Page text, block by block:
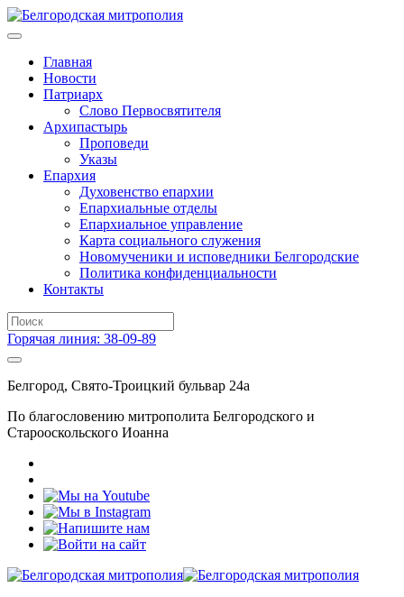
Главная
Новости
Патриарх
Слово Первосвятителя
Архипастырь
Проповеди
Указы
Епархия
Духовенство епархии
Епархиальные отделы
Епархиальное управление
Карта социального служения
Новомученики и исповедники Белгородские
Политика конфиденциальности
Контакты
Горячая линия: 38-09-89
Белгород, Свято-Троицкий бульвар 24а
По благословению митрополита Белгородского и
Старооскольского Иоанна